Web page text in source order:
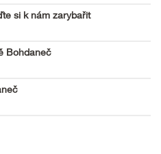
si k nám zarybařit
Bohdaneč